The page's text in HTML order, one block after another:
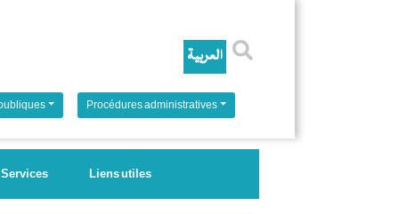
Rechercher
Procédures administratives
Services Liens utiles